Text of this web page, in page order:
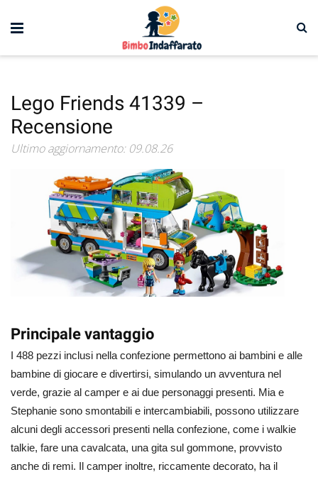
Lego Friends 41339 –
Recensione
Ultimo aggiornamento: 09.08.26
Principale vantaggio
I 488 pezzi inclusi nella confezione permettono ai bambini e alle
bambine di giocare e divertirsi, simulando un avventura nel
verde, grazie al camper e ai due personaggi presenti. Mia e
Stephanie sono smontabili e intercambiabili, possono utilizzare
alcuni degli accessori presenti nella confezione, come i walkie
talkie, fare una cavalcata, una gita sul gommone, provvisto
anche di remi. Il camper inoltre, riccamente decorato, ha il